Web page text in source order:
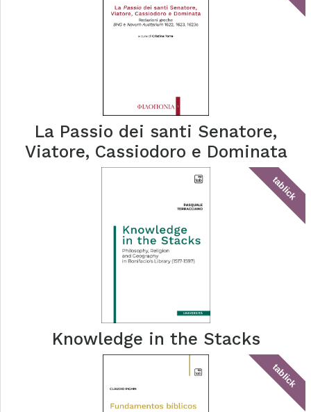
La Passio dei santi Senatore,
Viatore, Cassiodoro e Dominata
tablick
Knowledge in the Stacks
tablick